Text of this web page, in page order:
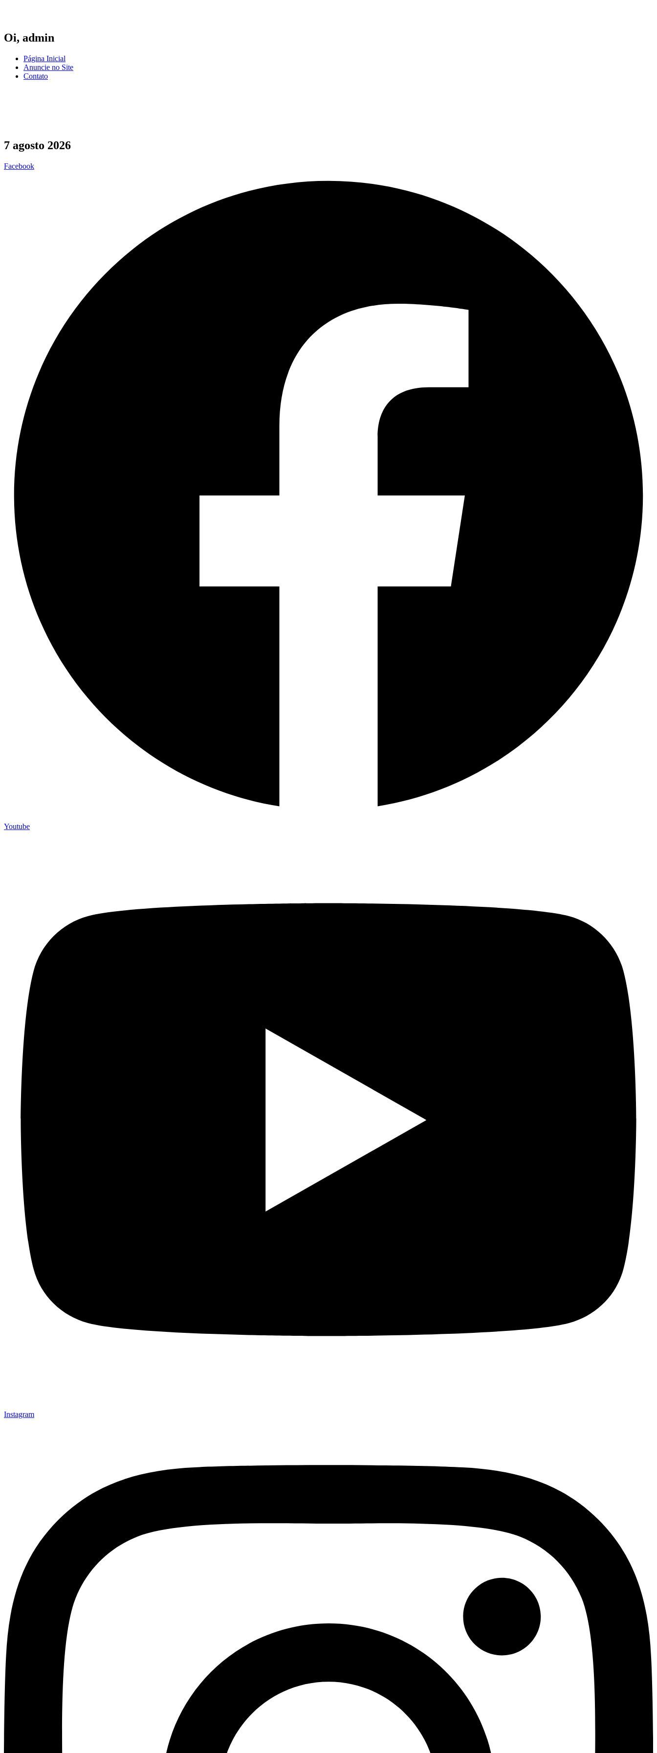
conteúdo
Oi, admin
Página Inicial
Anuncie no Site
Contato
7 agosto 2026
Facebook
Youtube
Instagram